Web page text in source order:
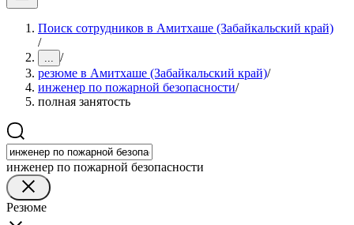
Поиск сотрудников в Амитхаше (Забайкальский край)
/
... /
резюме в Амитхаше (Забайкальский край)/
инженер по пожарной безопасности/
полная занятость
инженер по пожарной безопасности
Резюме